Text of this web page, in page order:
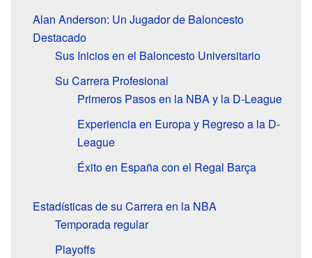
Alan Anderson: Un Jugador de Baloncesto
Destacado
Sus Inicios en el Baloncesto Universitario
Su Carrera Profesional
Primeros Pasos en la NBA y la D-League
Experiencia en Europa y Regreso a la D-
League
Éxito en España con el Regal Barça
Estadísticas de su Carrera en la NBA
Temporada regular
Playoffs